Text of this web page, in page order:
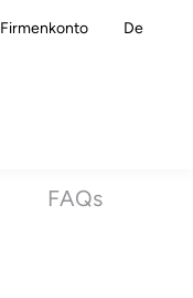
Firmenkonto De
FAQs